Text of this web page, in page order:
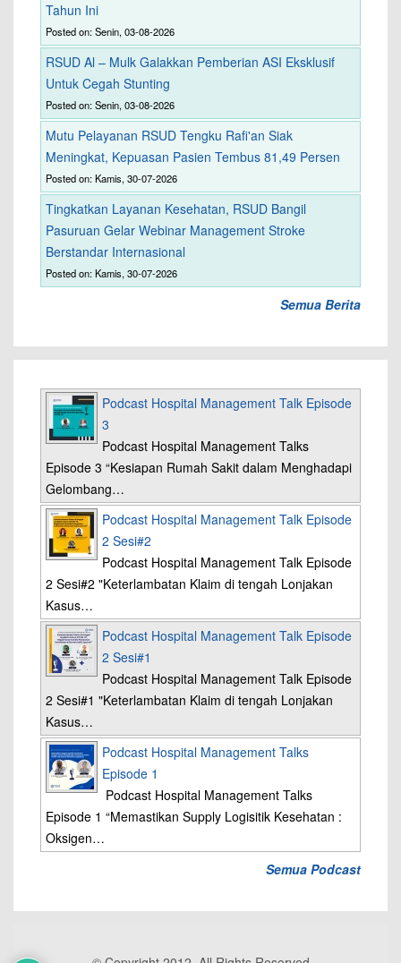
Tahun Ini
Posted on: Senin, 03-08-2026
RSUD Al – Mulk Galakkan Pemberian ASI Eksklusif
Untuk Cegah Stunting
Posted on: Senin, 03-08-2026
Mutu Pelayanan RSUD Tengku Rafi'an Siak
Meningkat, Kepuasan Pasien Tembus 81,49 Persen
Posted on: Kamis, 30-07-2026
Tingkatkan Layanan Kesehatan, RSUD Bangil
Pasuruan Gelar Webinar Management Stroke
Berstandar Internasional
Posted on: Kamis, 30-07-2026
Semua Berita
Podcast Hospital Management Talk Episode
3
Podcast Hospital Management Talks
Episode 3 “Kesiapan Rumah Sakit dalam Menghadapi
Gelombang…
Podcast Hospital Management Talk Episode
2 Sesi#2
Podcast Hospital Management Talk Episode
2 Sesi#2 "Keterlambatan Klaim di tengah Lonjakan
Kasus…
Podcast Hospital Management Talk Episode
2 Sesi#1
Podcast Hospital Management Talk Episode
2 Sesi#1 "Keterlambatan Klaim di tengah Lonjakan
Kasus…
Podcast Hospital Management Talks
Episode 1
Podcast Hospital Management Talks
Episode 1 “Memastikan Supply Logisitik Kesehatan :
Oksigen…
Semua Podcast